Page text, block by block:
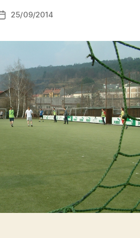
Autor
příspěvku
a
Datum
25/09/2014